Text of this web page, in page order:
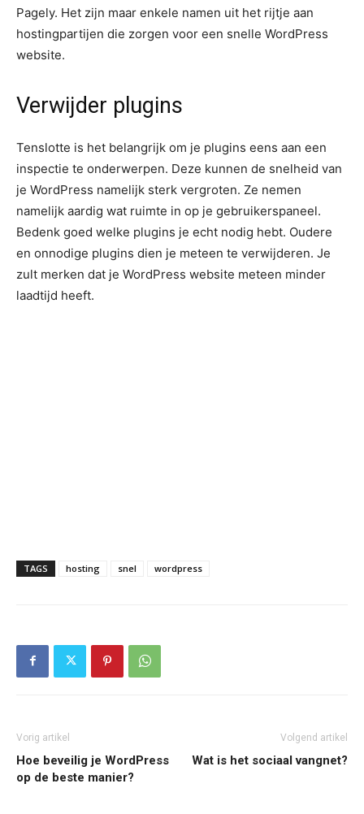
Pagely. Het zijn maar enkele namen uit het rijtje aan
hostingpartijen die zorgen voor een snelle WordPress
website.
Verwijder plugins
Tenslotte is het belangrijk om je plugins eens aan een
inspectie te onderwerpen. Deze kunnen de snelheid van
je WordPress namelijk sterk vergroten. Ze nemen
namelijk aardig wat ruimte in op je gebruikerspaneel.
Bedenk goed welke plugins je echt nodig hebt. Oudere
en onnodige plugins dien je meteen te verwijderen. Je
zult merken dat je WordPress website meteen minder
laadtijd heeft.
TAGS hosting snel wordpress
Vorig artikel
Hoe beveilig je WordPress
op de beste manier?
Volgend artikel
Wat is het sociaal vangnet?